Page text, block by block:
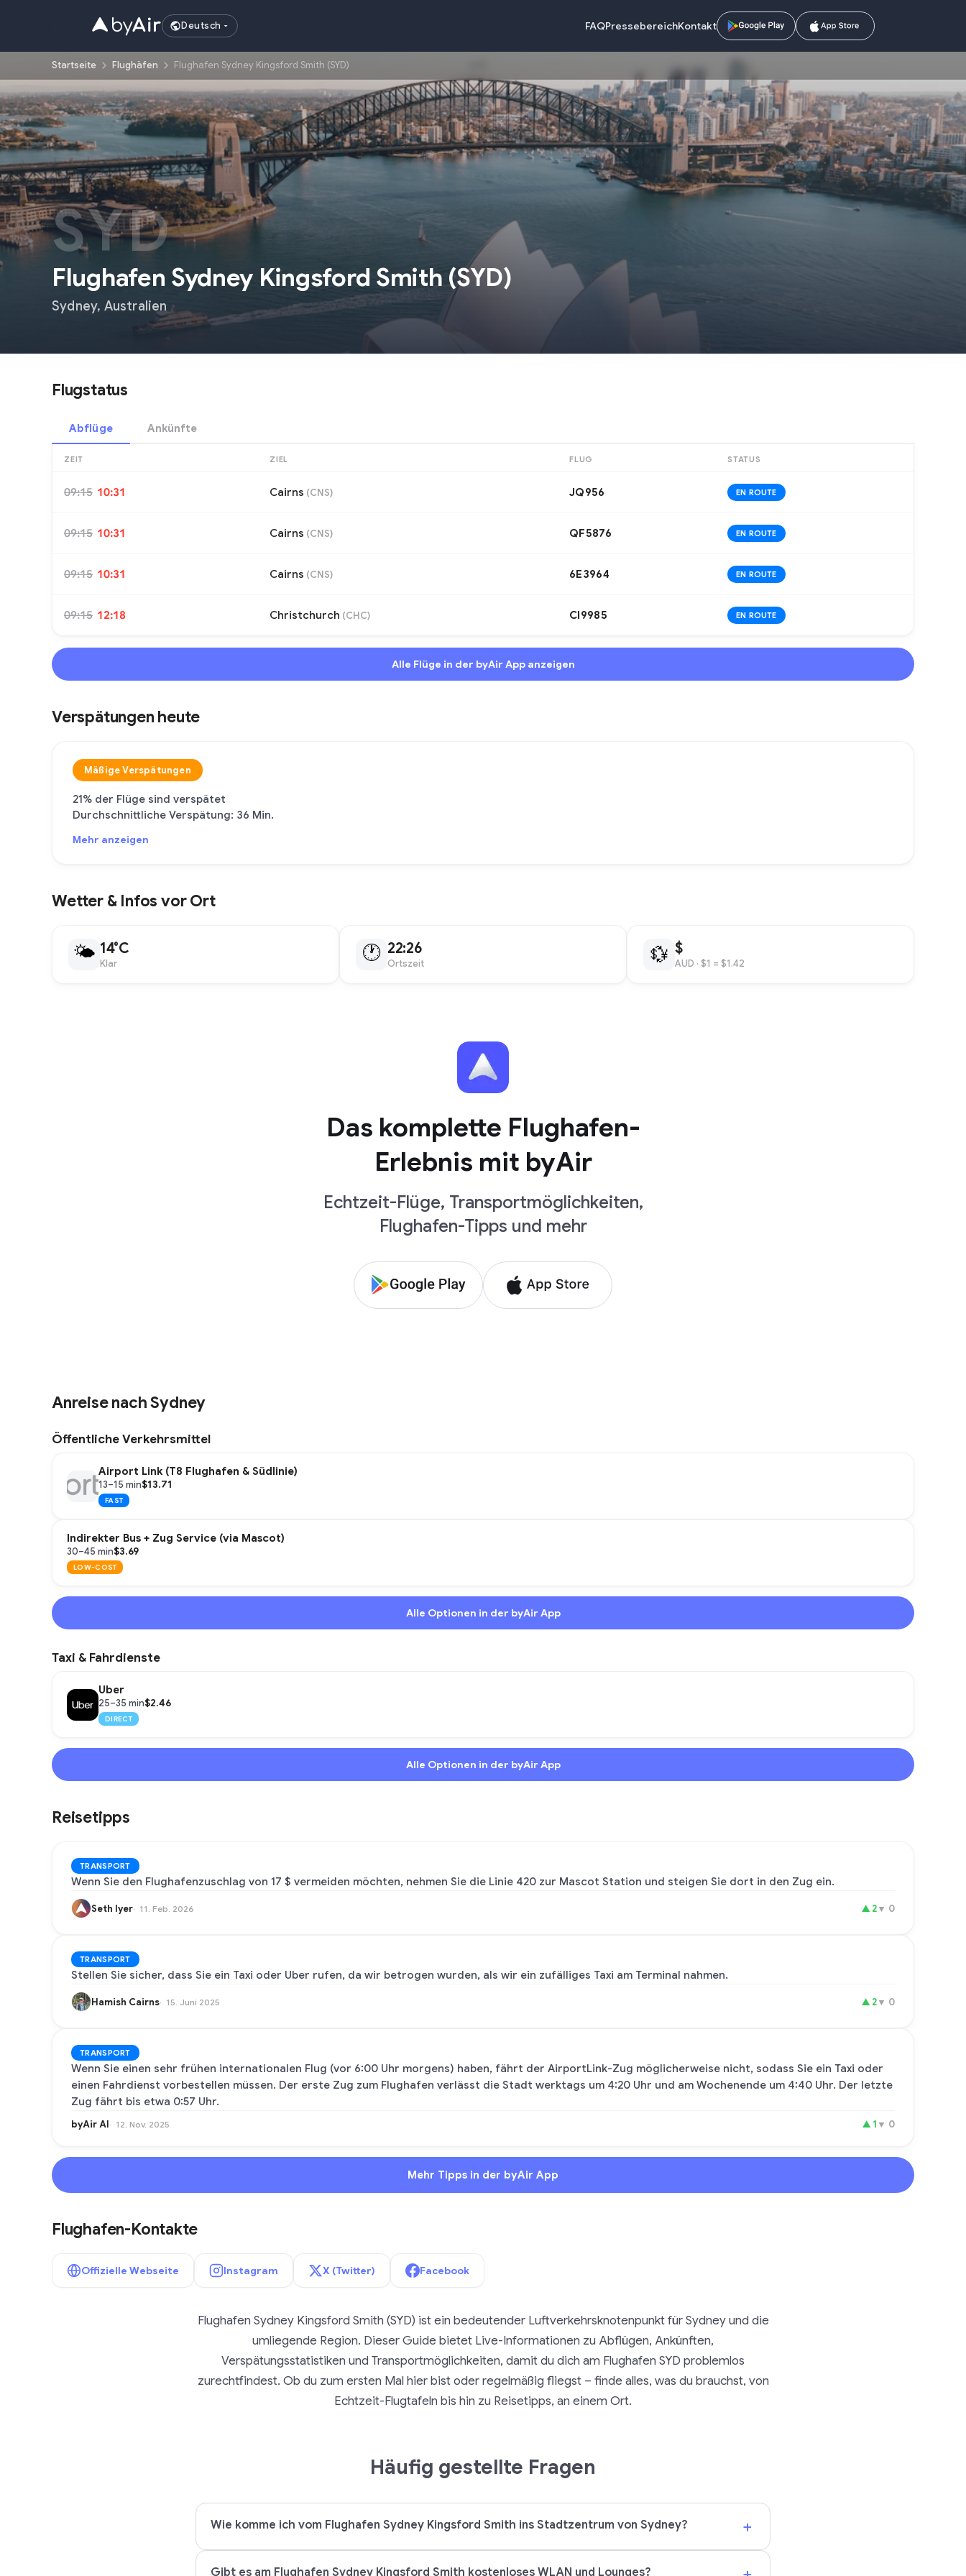
Deutsch FAQPressebereichKontakt
Startseite Flughäfen Flughafen Sydney Kingsford Smith (SYD)
SYD
Flughafen Sydney Kingsford Smith(SYD)
Sydney, Australien
Flugstatus
Abflüge Ankünfte
ZEIT ZIEL FLUG STATUS
09:15 10:31 Cairns (CNS) JQ956 EN ROUTE
09:15 10:31 Cairns (CNS) QF5876 EN ROUTE
09:15 10:31 Cairns (CNS) 6E3964 EN ROUTE
09:15 12:18 Christchurch (CHC) CI9985 EN ROUTE
Alle Flüge in der byAir App anzeigen
Verspätungen heute
Mäßige Verspätungen
21% der Flüge sind verspätet
Durchschnittliche Verspätung: 36 Min.
Mehr anzeigen
Wetter & Infos vor Ort
🌤 14°C
Klar 🕐 22:26
Ortszeit 💱 $
AUD · $1 = $1.42
Das komplette Flughafen-
Erlebnis mit byAir
Echtzeit-Flüge, Transportmöglichkeiten,
Flughafen-Tipps und mehr
Anreise nach Sydney
Öffentliche Verkehrsmittel
Airport Link (T8 Flughafen & Südlinie)
13–15 min$13.71
FAST
Indirekter Bus + Zug Service (via Mascot)
30–45 min$3.69
LOW-COST
Alle Optionen in der byAir App
Taxi & Fahrdienste
Uber
25–35 min$2.46
DIRECT
Alle Optionen in der byAir App
Reisetipps
TRANSPORT
Wenn Sie den Flughafenzuschlag von 17 $ vermeiden möchten, nehmen Sie die Linie 420 zur Mascot Station und steigen Sie dort in den Zug ein.
Seth Iyer 11. Feb. 2026 ▲ 2▼ 0
TRANSPORT
Stellen Sie sicher, dass Sie ein Taxi oder Uber rufen, da wir betrogen wurden, als wir ein zufälliges Taxi am Terminal nahmen.
Hamish Cairns 15. Juni 2025 ▲ 2▼ 0
TRANSPORT
Wenn Sie einen sehr frühen internationalen Flug (vor 6:00 Uhr morgens) haben, fährt der AirportLink-Zug möglicherweise nicht, sodass Sie ein Taxi oder
einen Fahrdienst vorbestellen müssen. Der erste Zug zum Flughafen verlässt die Stadt werktags um 4:20 Uhr und am Wochenende um 4:40 Uhr. Der letzte
Zug fährt bis etwa 0:57 Uhr.
byAir AI 12. Nov. 2025 ▲ 1 ▼ 0
Mehr Tipps in der byAir App
Flughafen-Kontakte
Offizielle Webseite Instagram X (Twitter) Facebook
Flughafen Sydney Kingsford Smith (SYD) ist ein bedeutender Luftverkehrsknotenpunkt für Sydney und die
umliegende Region. Dieser Guide bietet Live-Informationen zu Abflügen, Ankünften,
Verspätungsstatistiken und Transportmöglichkeiten, damit du dich am Flughafen SYD problemlos
zurechtfindest. Ob du zum ersten Mal hier bist oder regelmäßig fliegst – finde alles, was du brauchst, von
Echtzeit-Flugtafeln bis hin zu Reisetipps, an einem Ort.
Häufig gestellte Fragen
Wie komme ich vom Flughafen Sydney Kingsford Smith ins Stadtzentrum von Sydney? +
Gibt es am Flughafen Sydney Kingsford Smith kostenloses WLAN und Lounges?